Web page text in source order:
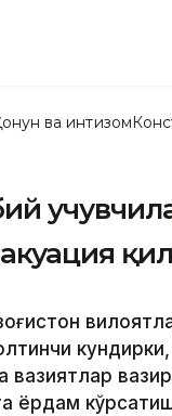
ва интизом
ёрдам